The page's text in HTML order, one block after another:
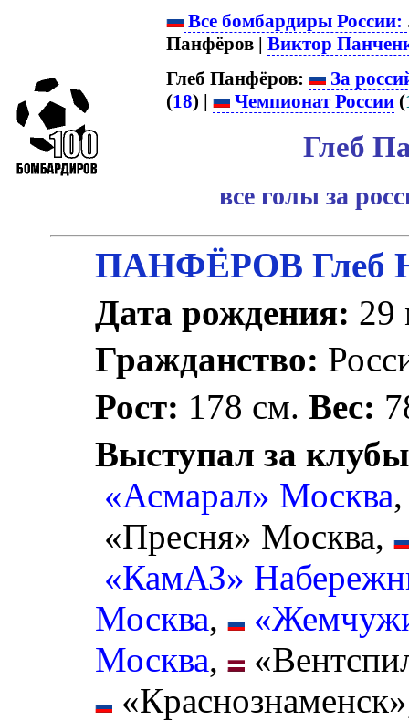
Все бомбардиры России:
Панфёров | Виктор
Глеб Панфёров:
За
(18) | Чемпионат России (
Глеб
все голы за
ПАНФЁРОВ Глеб
Дата рождения: 29
Гражданство:
Рост: 178 см.Вес:
Выступал за
«Асмарал» Москва
«Пресня» Москва,
«КамАЗ»
Москва,
Москва,